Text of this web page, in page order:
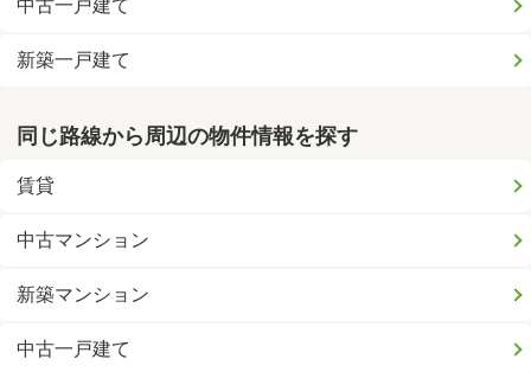
中古一戸建て
新築一戸建て
同じ路線から周辺の物件情報を探す
賃貸
中古マンション
新築マンション
中古一戸建て